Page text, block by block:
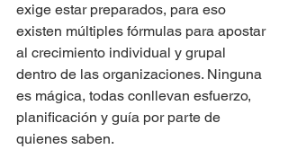
exige estar preparados, para eso
existen múltiples fórmulas para apostar
al crecimiento individual y grupal
dentro de las organizaciones. Ninguna
es mágica, todas conllevan esfuerzo,
planificación y guía por parte de
quienes saben.